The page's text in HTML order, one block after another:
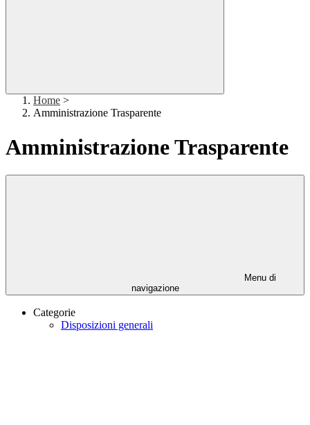
Home >
Amministrazione Trasparente
Amministrazione Trasparente
Menu di
navigazione
Categorie
Disposizioni generali